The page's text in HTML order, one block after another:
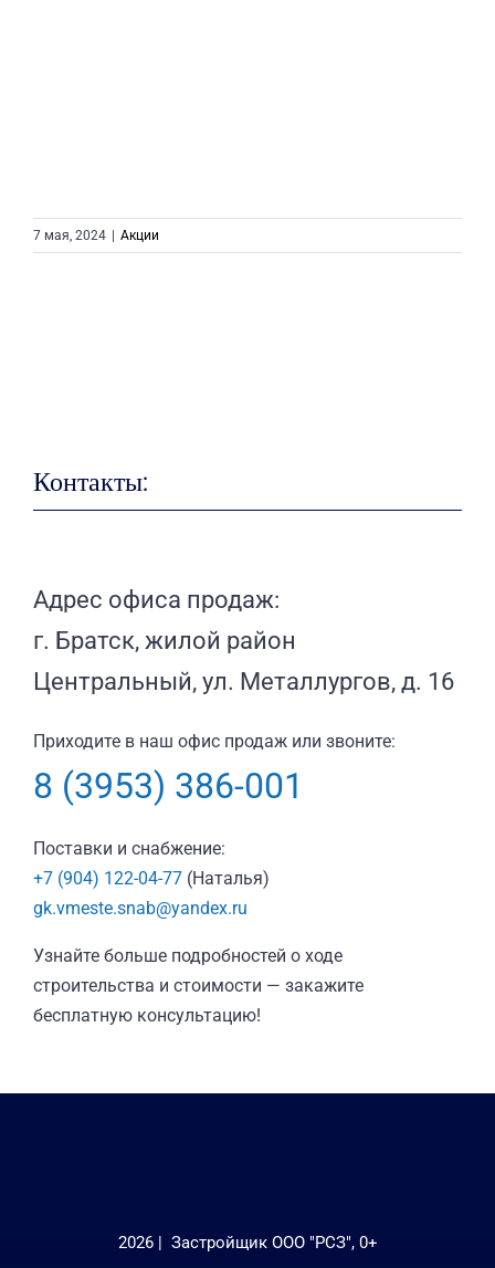
7 мая, 2024 | Акции
Контакты:
Адрес офиса продаж:
г. Братск, жилой район
Центральный, ул. Металлургов, д. 16
Приходите в наш офис продаж или звоните:
8 (3953) 386-001
Поставки и снабжение:
+7 (904) 122-04-77(Наталья)
gk.vmeste.snab@yandex.ru
Узнайте больше подробностей о ходе
строительства и стоимости — закажите
бесплатную консультацию!
2026 | Застройщик ООО "РСЗ", 0+